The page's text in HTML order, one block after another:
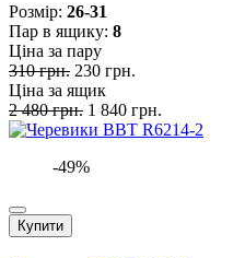
Розмiр: 26-31
Пар в ящику: 8
Ціна за пару
310 грн. 230 грн.
Ціна за ящик
2 480 грн. 1 840 грн.
-49%
Купити